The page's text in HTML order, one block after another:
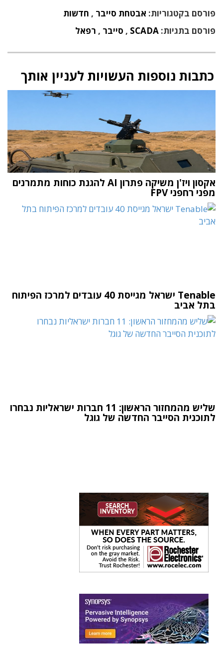
פורסם בקטגוריות: אבטחת סייבר , חדשות
פורסם בתגיות: SCADA
, סייבר , רפאל
כתבות נוספות העשויות לעניין אותך
אקסון ויז'ן משיקה פתרון AI להגנת כוחות מתמרנים
מפני רחפני FPV
Tenable ישראל מגייסת 40 עובדים למרכז הפיתוח
בתל אביב
שליש מהמחזור הראשון: 11 חברות ישראליות נבחרו
לתוכנית הסייבר החדשה של גוגל